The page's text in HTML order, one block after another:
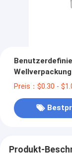
Preis：$0.30 -
Produkt-